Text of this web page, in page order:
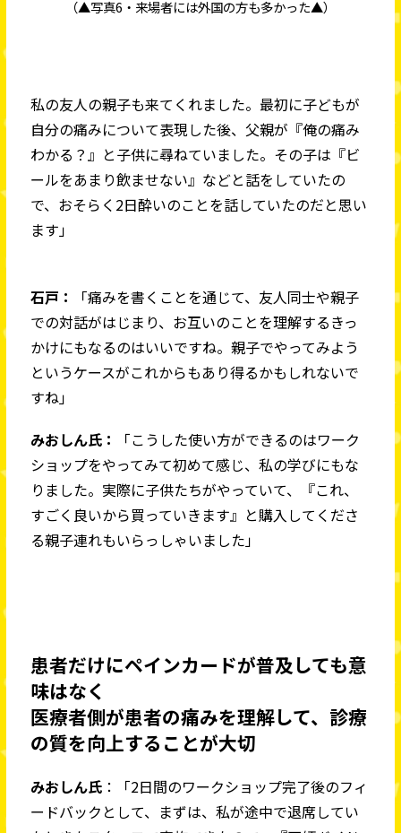
（▲写真6・来場者には外国の方も多かった▲）
私の友人の親子も来てくれました。最初に子どもが
自分の痛みについて表現した後、父親が『俺の痛み
わかる？』と子供に尋ねていました。その子は『ビ
ールをあまり飲ませない』などと話をしていたの
で、おそらく2日酔いのことを話していたのだと思い
ます」
石戸：
「痛みを書くことを通じて、友人同士や親子
での対話がはじまり、お互いのことを理解するきっ
かけにもなるのはいいですね。親子でやってみよう
というケースがこれからもあり得るかもしれないで
すね」
みおしん氏：
「こうした使い方ができるのはワーク
ショップをやってみて初めて感じ、私の学びにもな
りました。実際に子供たちがやっていて、『これ、
すごく良いから買っていきます』と購入してくださ
る親子連れもいらっしゃいました」
患者だけにペインカードが普及しても意
味はなく
医療者側が患者の痛みを理解して、診療
の質を向上することが大切
みおしん氏 ：「2日間のワークショップ完了後のフィ
ードバックとして、まずは、私が途中で退席してい